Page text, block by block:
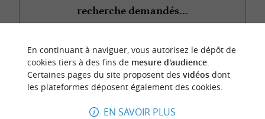
recherche demandés...
n
o
t
r
e
c
o
u
p
d
e
c
o
e
u
r
En continuant à naviguer, vous autorisez le dépôt de
cookies tiers à des fins de mesure d'audience.
Certaines pages du site proposent des vidéosdont
les plateformes déposent également des cookies.
EN SAVOIR PLUS